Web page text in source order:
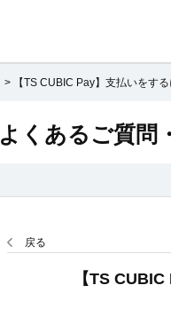
> 【TS CUBIC Pay】支払いをす
よくあるご質問
戻る
【TS